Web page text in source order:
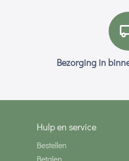
Bezorging in
Hulp en service
Bestellen